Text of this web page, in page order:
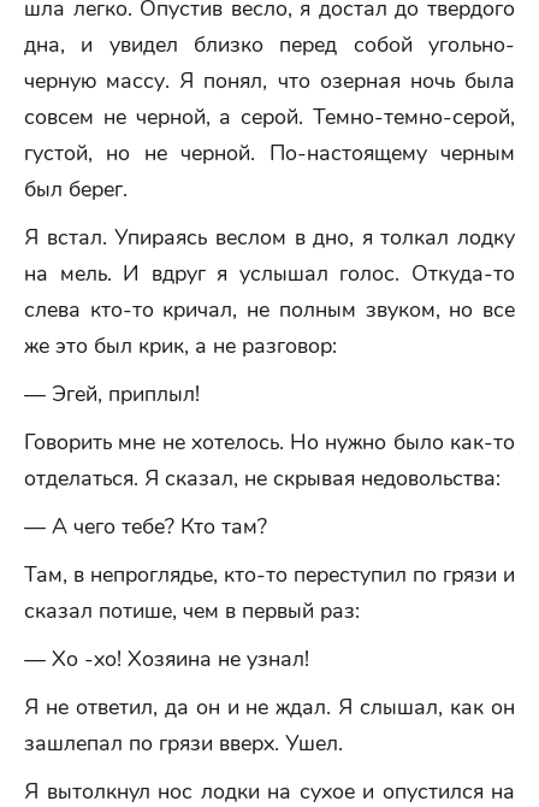
шла легко. Опустив весло, я достал до твердого
дна, и увидел близко перед собой угольно-
черную массу. Я понял, что озерная ночь была
совсем не черной, а серой. Темно-темно-серой,
густой, но не черной. По-настоящему черным
был берег.
Я встал. Упираясь веслом в дно, я толкал лодку
на мель. И вдруг я услышал голос. Откуда-то
слева кто-то кричал, не полным звуком, но все
же это был крик, а не разговор:
— Эгей, приплыл!
Говорить мне не хотелось. Но нужно было как-то
отделаться. Я сказал, не скрывая недовольства:
— А чего тебе? Кто там?
Там, в непроглядье, кто-то переступил по грязи и
сказал потише, чем в первый раз:
— Хо -хо! Хозяина не узнал!
Я не ответил, да он и не ждал. Я слышал, как он
зашлепал по грязи вверх. Ушел.
Я вытолкнул нос лодки на сухое и опустился на